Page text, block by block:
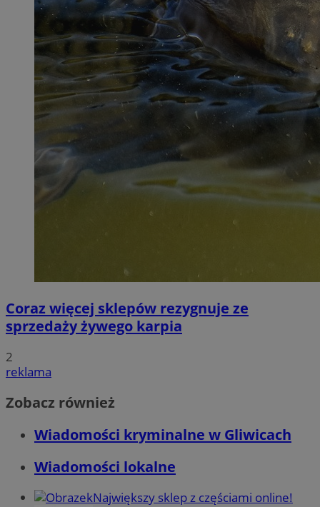
Coraz więcej sklepów rezygnuje ze
sprzedaży żywego karpia
2
reklama
Zobacz również
Wiadomości kryminalne w Gliwicach
Wiadomości lokalne
Największy sklep z częściami online!